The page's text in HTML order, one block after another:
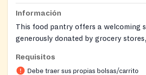
Información
This food pantry offers a welcoming
generously donated by grocery
Requisitos
Debe traer sus propias bolsas/carrito